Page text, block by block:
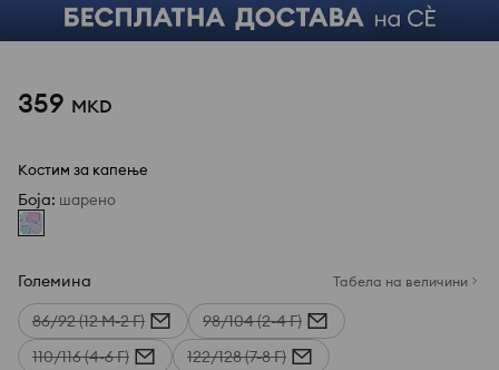
359 MKD
Костим за капење
Боја: шарено
Големина Табела на величини
86/92 (12 М-2 Г)
98/104 (2-4 Г)
110/116 (4-6 Г)
122/128 (7-8 Г)